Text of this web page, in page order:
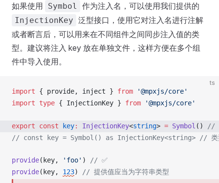
如果使用 Symbol 作为注入名，可以使用我们提供的
InjectionKey 泛型接口，使用它对注入名进行注解
或者断言后，可以用来在不同组件之间同步注入值的类
型。建议将注入 key 放在单独文件，这样方便在多个组
件中导入使用。
ts
import { provide, inject } from '@mpxjs/core'
import type { InjectionKey } from '@mpxjs/core'
export const key: InjectionKey<string> = Symbol ()
//
// const key = Symbol() as InjectionKey<string> // 类
provide(key, 'foo' )
// ✅
provide(key, 123) // 提供值应当为字符串类型